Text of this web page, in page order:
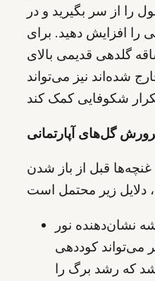
را از سر بگیرید و در
را افزایش دهید. برای
گلدهی قدیمی بالای
شده‌اند نیز می‌تواند
گل‌های آپارتمانی
غنچه‌ها قبل از باز شدن
نشان‌دهنده نور
می‌تواند کوددهی
که رشد برگ را